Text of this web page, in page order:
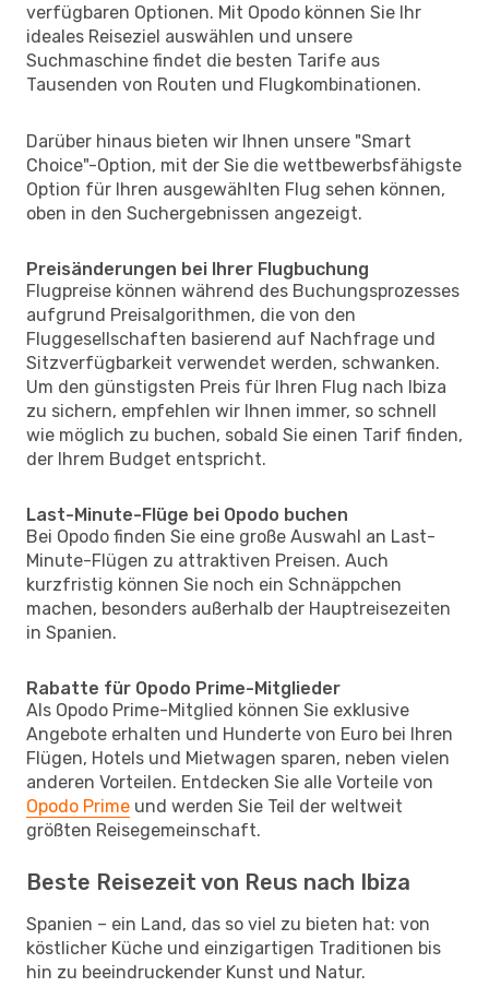
verfügbaren Optionen. Mit Opodo können Sie Ihr
ideales Reiseziel auswählen und unsere
Suchmaschine findet die besten Tarife aus
Tausenden von Routen und Flugkombinationen.
Darüber hinaus bieten wir Ihnen unsere "Smart
Choice"-Option, mit der Sie die wettbewerbsfähigste
Option für Ihren ausgewählten Flug sehen können,
oben in den Suchergebnissen angezeigt.
Preisänderungen bei Ihrer Flugbuchung
Flugpreise können während des Buchungsprozesses
aufgrund Preisalgorithmen, die von den
Fluggesellschaften basierend auf Nachfrage und
Sitzverfügbarkeit verwendet werden, schwanken.
Um den günstigsten Preis für Ihren Flug nach Ibiza
zu sichern, empfehlen wir Ihnen immer, so schnell
wie möglich zu buchen, sobald Sie einen Tarif finden,
der Ihrem Budget entspricht.
Last-Minute-Flüge bei Opodo buchen
Bei Opodo finden Sie eine große Auswahl an Last-
Minute-Flügen zu attraktiven Preisen. Auch
kurzfristig können Sie noch ein Schnäppchen
machen, besonders außerhalb der Hauptreisezeiten
in Spanien.
Rabatte für Opodo Prime-Mitglieder
Als Opodo Prime-Mitglied können Sie exklusive
Angebote erhalten und Hunderte von Euro bei Ihren
Flügen, Hotels und Mietwagen sparen, neben vielen
anderen Vorteilen. Entdecken Sie alle Vorteile von
Opodo Prime und werden Sie Teil der weltweit
größten Reisegemeinschaft.
Beste Reisezeit von Reus nach Ibiza
Spanien – ein Land, das so viel zu bieten hat: von
köstlicher Küche und einzigartigen Traditionen bis
hin zu beeindruckender Kunst und Natur.